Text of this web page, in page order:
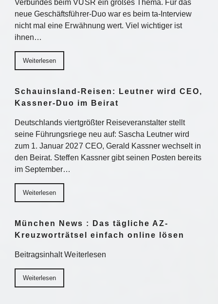
Verbundes beim VUSR ein großes Thema. Für das
neue Geschäftsführer-Duo war es beim ta-Interview
nicht mal eine Erwähnung wert. Viel wichtiger ist
ihnen…
Weiterlesen
Schauinsland-Reisen: Leutner wird CEO,
Kassner-Duo im Beirat
Deutschlands viertgrößter Reiseveranstalter stellt
seine Führungsriege neu auf: Sascha Leutner wird
zum 1. Januar 2027 CEO, Gerald Kassner wechselt in
den Beirat. Steffen Kassner gibt seinen Posten bereits
im September…
Weiterlesen
München News : Das tägliche AZ-
Kreuzworträtsel einfach online lösen
Beitragsinhalt Weiterlesen
Weiterlesen